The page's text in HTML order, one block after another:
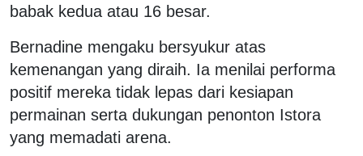
babak kedua atau 16 besar.
Bernadine mengaku bersyukur atas
kemenangan yang diraih. Ia menilai performa
positif mereka tidak lepas dari kesiapan
permainan serta dukungan penonton Istora
yang memadati arena.